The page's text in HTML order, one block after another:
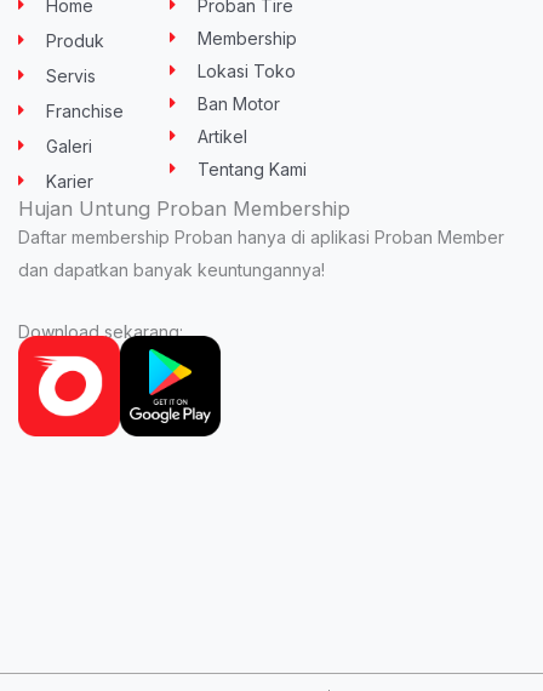
e
r
g
r
a
m
a
p
p
Home
Produk
Servis
Franchise
Galeri
Karier
Proban Tire
Membership
Lokasi Toko
Ban Motor
Artikel
Tentang Kami
Hujan Untung Proban Membership
Daftar membership Proban hanya di aplikasi Proban Member
dan dapatkan banyak keuntungannya!
Download sekarang: